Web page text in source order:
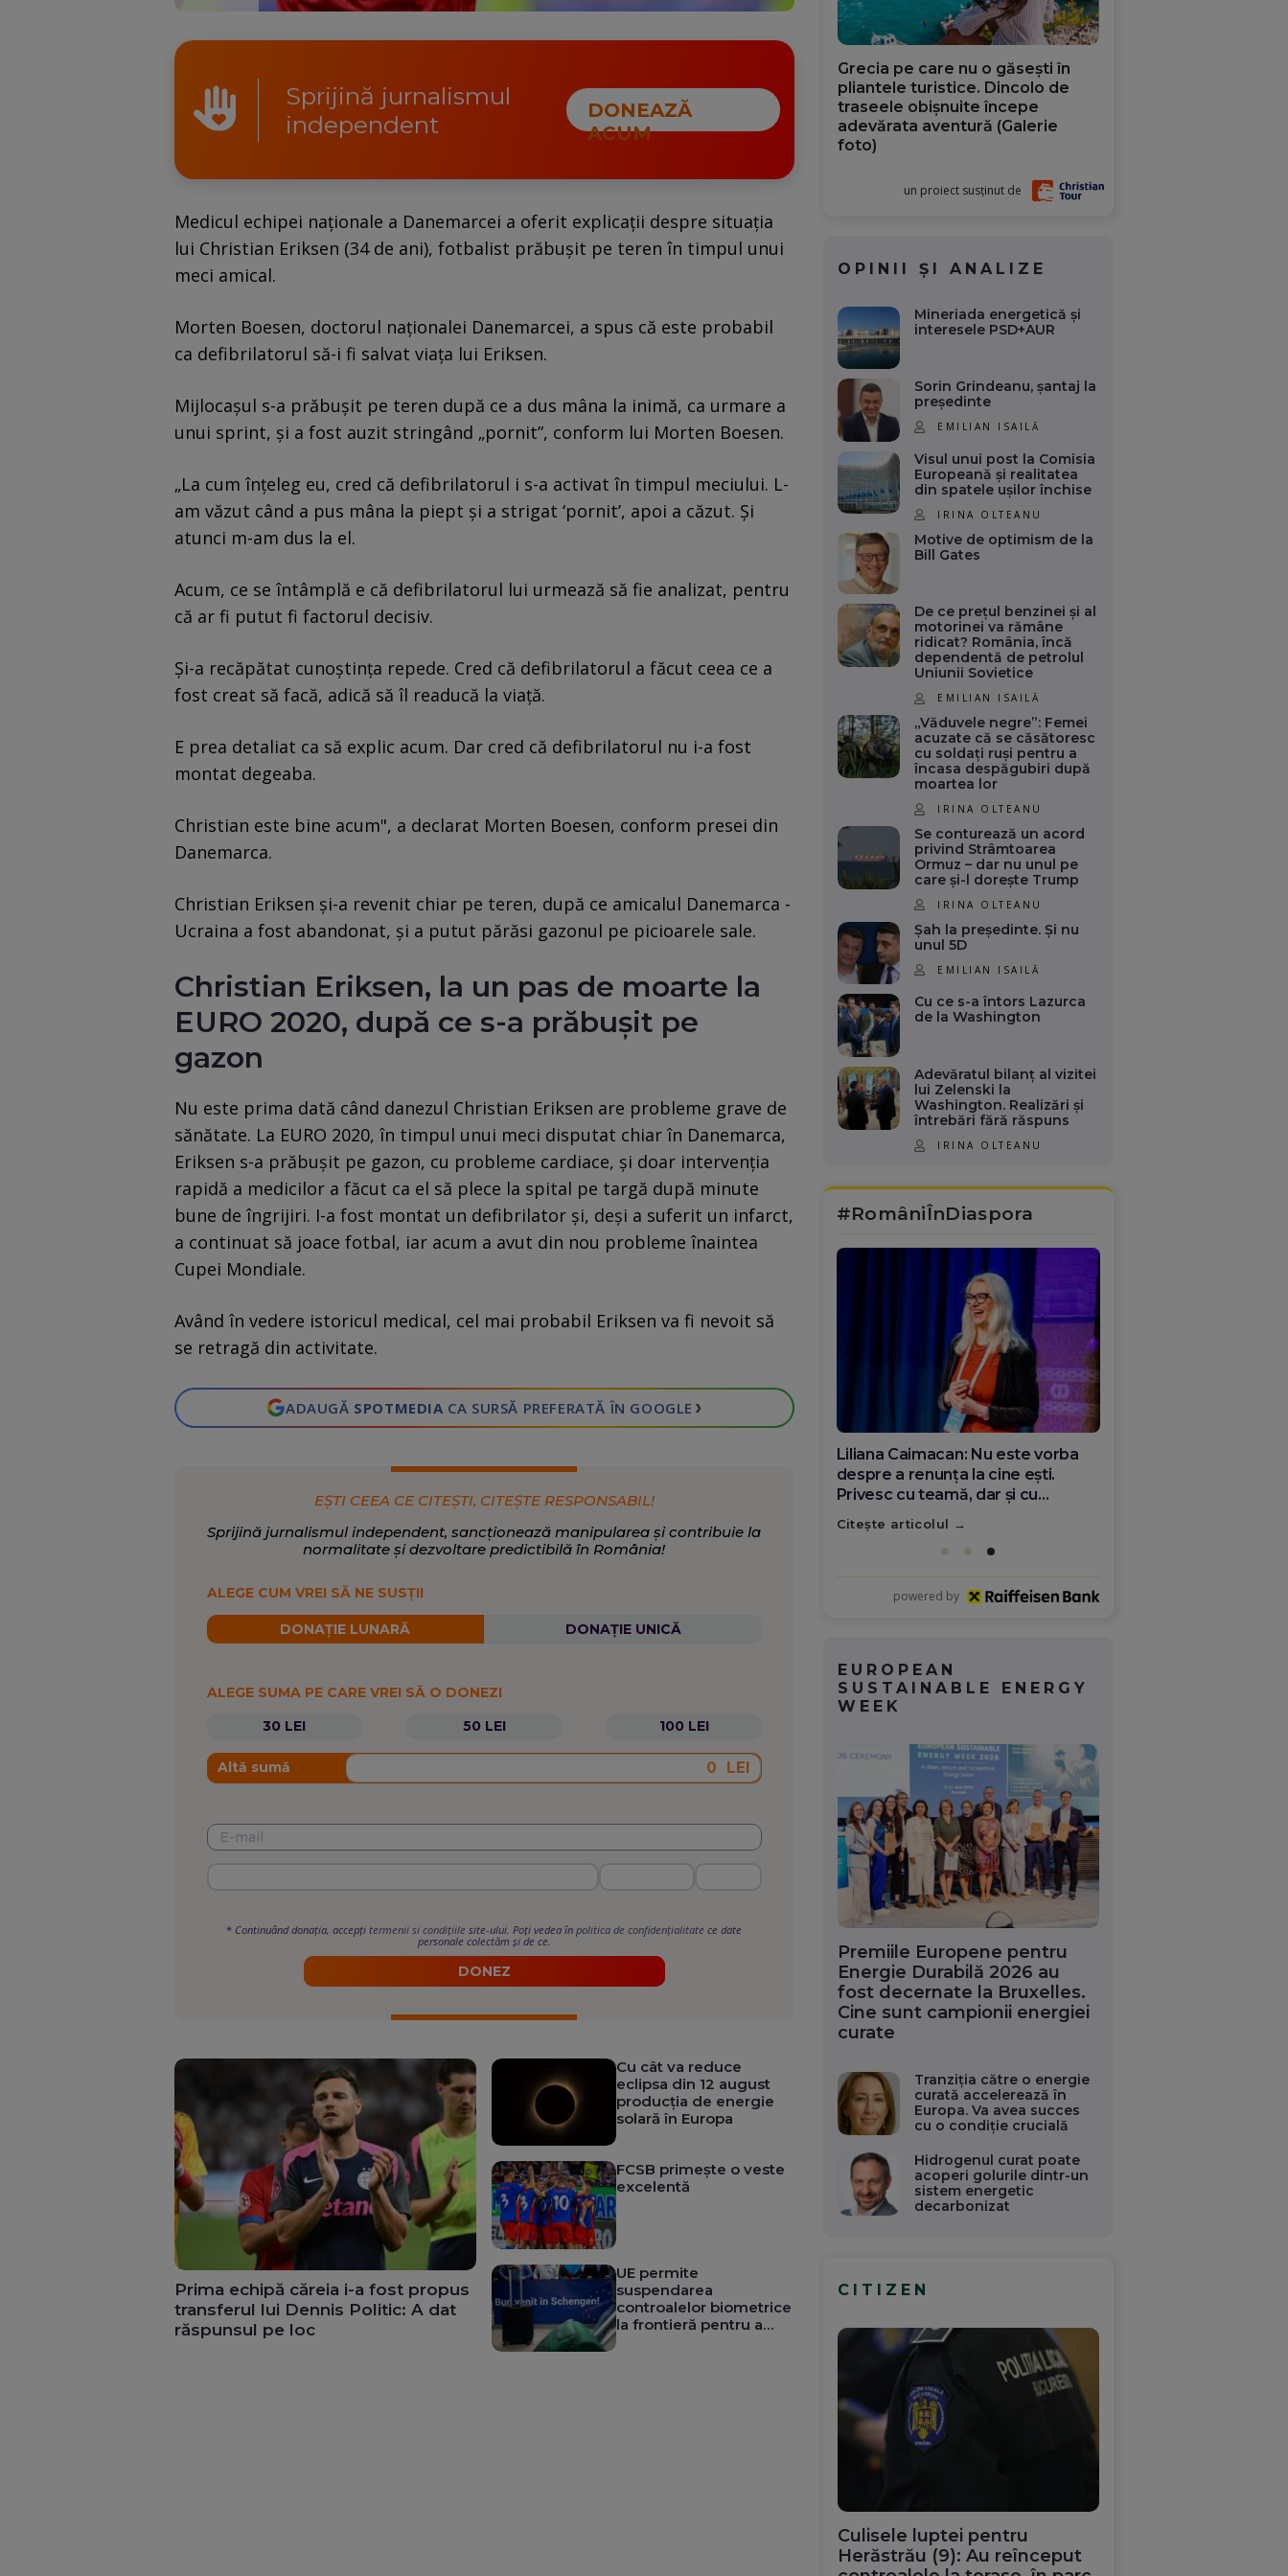
Sprijină jurnalismul
independent
DONEAZĂ
ACUM
Medicul echipei naționale a Danemarcei a oferit explicații despre situația
lui Christian Eriksen (34 de ani), fotbalist prăbușit pe teren în timpul unui
meci amical.
Morten Boesen, doctorul naționalei Danemarcei, a spus că este probabil
ca defibrilatorul să-i fi salvat viața lui Eriksen.
Mijlocașul s-a prăbușit pe teren după ce a dus mâna la inimă, ca urmare a
unui sprint, și a fost auzit stringând „pornit”, conform lui Morten Boesen.
„La cum înțeleg eu, cred că defibrilatorul i s-a activat în timpul meciului. L-
am văzut când a pus mâna la piept și a strigat ‘pornit’, apoi a căzut. Și
atunci m-am dus la el.
Acum, ce se întâmplă e că defibrilatorul lui urmează să fie analizat, pentru
că ar fi putut fi factorul decisiv.
Și-a recăpătat cunoștința repede. Cred că defibrilatorul a făcut ceea ce a
fost creat să facă, adică să îl readucă la viață.
E prea detaliat ca să explic acum. Dar cred că defibrilatorul nu i-a fost
montat degeaba.
Christian este bine acum", a declarat Morten Boesen, conform presei din
Danemarca.
Christian Eriksen și-a revenit chiar pe teren, după ce amicalul Danemarca -
Ucraina a fost abandonat, și a putut părăsi gazonul pe picioarele sale.
Christian Eriksen, la un pas de moarte la
EURO 2020, după ce s-a prăbușit pe
gazon
Nu este prima dată când danezul Christian Eriksen are probleme grave de
sănătate. La EURO 2020, în timpul unui meci disputat chiar în Danemarca,
Eriksen s-a prăbușit pe gazon, cu probleme cardiace, și doar intervenția
rapidă a medicilor a făcut ca el să plece la spital pe targă după minute
bune de îngrijiri. I-a fost montat un defibrilator și, deși a suferit un infarct,
a continuat să joace fotbal, iar acum a avut din nou probleme înaintea
Cupei Mondiale.
Având în vedere istoricul medical, cel mai probabil Eriksen va fi nevoit să
se retragă din activitate.
ADAUGĂ SPOTMEDIA CA SURSĂ PREFERATĂ ÎN GOOGLE ›
EȘTI CEEA CE CITEȘTI, CITEȘTE RESPONSABIL!
Sprijină jurnalismul independent, sancționează manipularea și contribuie la
normalitate și dezvoltare predictibilă în România!
ALEGE CUM VREI SĂ NE SUSȚII
DONAȚIE LUNARĂ DONAȚIE UNICĂ
ALEGE SUMA PE CARE VREI SĂ O DONEZI
30 LEI
50 LEI 100 LEI
Altă sumă LEI
* Continuând donația, accepțitermenii si condițiile site-ului. Poți vedea înpolitica de confidențialitate ce date
personale colectăm și de ce.
DONEZ
Prima echipă căreia i-a fost propus
transferul lui Dennis Politic: A dat
răspunsul pe loc
Cu cât va reduce
eclipsa din 12 august
producția de energie
solară în Europa
FCSB primește o veste
excelentă
UE permite
suspendarea
controalelor biometrice
la frontieră pentru a
Grecia pe care nu o găsești în
pliantele turistice. Dincolo de
traseele obișnuite începe
adevărata aventură (Galerie
foto)
un proiect susținut de
OPINII ȘI ANALIZE
Mineriada energetică și
interesele PSD+AUR
Sorin Grindeanu, șantaj la
președinte
EMILIAN ISAILĂ
Visul unui post la Comisia
Europeană și realitatea
din spatele ușilor închise
IRINA OLTEANU
Motive de optimism de la
Bill Gates
De ce prețul benzinei și al
motorinei va rămâne
ridicat? România, încă
dependentă de petrolul
Uniunii Sovietice
EMILIAN ISAILĂ
„Văduvele negre”: Femei
acuzate că se căsătoresc
cu soldați ruși pentru a
încasa despăgubiri după
moartea lor
IRINA OLTEANU
Se conturează un acord
privind Strâmtoarea
Ormuz – dar nu unul pe
care și-l dorește Trump
IRINA OLTEANU
Șah la președinte. Și nu
unul 5D
EMILIAN ISAILĂ
Cu ce s-a întors Lazurca
de la Washington
Adevăratul bilanț al vizitei
lui Zelenski la
Washington. Realizări și
întrebări fără răspuns
IRINA OLTEANU
#RomâniÎnDiaspora
Diana Olar, românca de la Google
care demonstrează că diaspora
poate schimba România
Citește articolul
powered by
EUROPEAN
SUSTAINABLE ENERGY
WEEK
Premiile Europene pentru
Energie Durabilă 2026 au
fost decernate la Bruxelles.
Cine sunt campionii energiei
curate
Tranziția către o energie
curată accelerează în
Europa. Va avea succes
cu o condiție crucială
Hidrogenul curat poate
acoperi golurile dintr-un
sistem energetic
decarbonizat
CITIZEN
Culisele luptei pentru
Herăstrău (9): Au reînceput